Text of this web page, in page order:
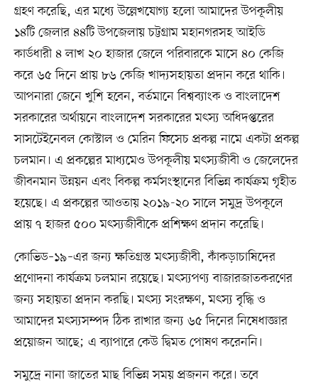
গ্রহণ করেছি, এর মধ্যে উল্লেখযোগ্য হলো আমাদের উপকূলীয়
১৪টি জেলার ৪৪টি উপজেলায় চট্টগ্রাম মহানগরসহ আইডি
কার্ডধারী ৪ লাখ ২০ হাজার জেলে পরিবারকে মাসে ৪০ কেজি
করে ৬৫ দিনে প্রায় ৮৬ কেজি খাদ্যসহায়তা প্রদান করে থাকি।
আপনারা জেনে খুশি হবেন, বর্তমানে বিশ্বব্যাংক ও বাংলাদেশ
সরকারের অর্থায়নে বাংলাদেশ সরকারের মৎস্য অধিদপ্তরের
সাসটেইনেবল কোস্টাল ও মেরিন ফিসেচ প্রকল্প নামে একটা প্রকল্প
চলমান। এ প্রকল্পের মাধ্যমেও উপকূলীয় মৎস্যজীবী ও জেলেদের
জীবনমান উন্নয়ন এবং বিকল্প কর্মসংস্থানের বিভিন্ন কার্যক্রম গৃহীত
হয়েছে। এ প্রকল্পের আওতায় ২০১৯-২০ সালে সমুদ্র উপকূলে
প্রায় ৭ হাজর ৫০০ মৎস্যজীবীকে প্রশিক্ষণ প্রদান করেছি।
কোভিড–১৯–এর জন্য ক্ষতিগ্রস্ত মৎস্যজীবী, কাঁকড়াচাষিদের
প্রণোদনা কার্যক্রম চলমান রয়েছে। মৎস্যপণ্য বাজারজাতকরণের
জন্য সহায়তা প্রদান করছি। মৎস্য সংরক্ষণ, মৎস্য বৃদ্ধি ও
আমাদের মৎস্যসম্পদ ঠিক রাখার জন্য ৬৫ দিনের নিষেধাজ্ঞার
প্রয়োজন আছে; এ ব্যাপারে কেউ দ্বিমত পোষণ করেননি।
সমুদ্রে নানা জাতের মাছ বিভিন্ন সময় প্রজনন করে। তবে